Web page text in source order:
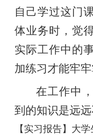
自己学过这门
体业务时，觉
实际工作中的
加练习才能牢牢
在工作中
到的知识是远
【实习报告】大